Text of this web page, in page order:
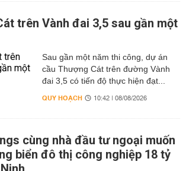
trên Vành đai 3,5 sau gần một
Sau gần một năm thi công, dự án
cầu Thượng Cát trên đường Vành
đai 3,5 có tiến độ thực hiện đạt...
QUY HOẠCH 10:42 | 08/08/2026
cùng nhà đầu tư ngoại muốn
biển đô thị công nghiệp 18 tỷ